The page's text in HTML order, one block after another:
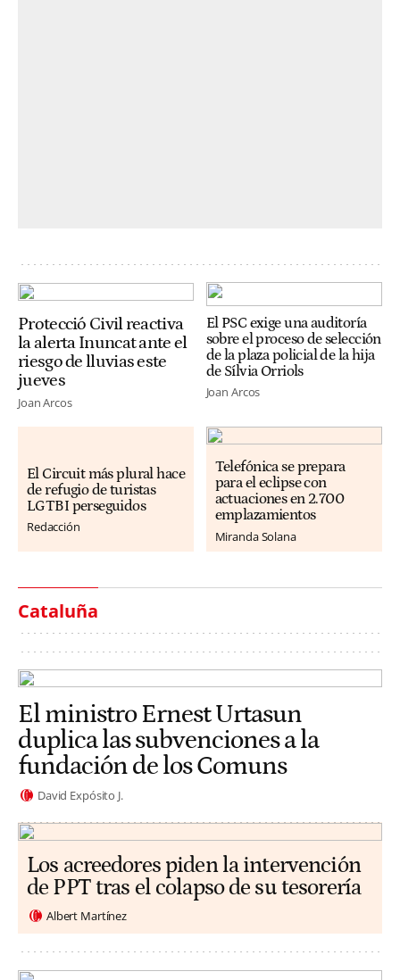
Protecció Civil reactiva
la alerta Inuncat ante el
riesgo de lluvias este
jueves
Joan Arcos
El PSC exige una auditoría
sobre el proceso de selección
de la plaza policial de la hija
de Sílvia Orriols
Joan Arcos
El Circuit más plural hace
de refugio de turistas
LGTBI perseguidos
Redacción
Telefónica se prepara
para el eclipse con
actuaciones en 2.700
emplazamientos
Miranda Solana
Cataluña
El ministro Ernest Urtasun
duplica las subvenciones a la
fundación de los Comuns
David Expósito J.
Los acreedores piden la intervención
de PPT tras el colapso de su tesorería
Albert Martínez